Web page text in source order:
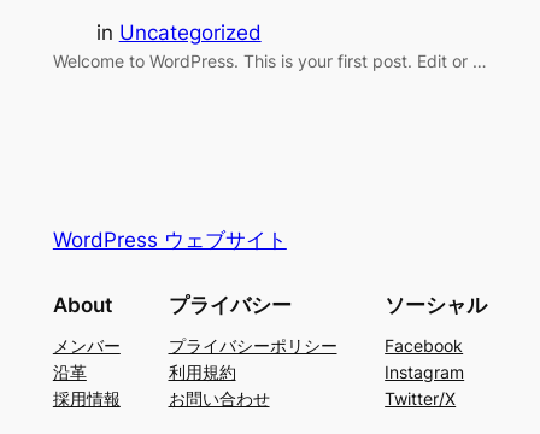
in Uncategorized
Welcome to WordPress. This is your first post. Edit or …
WordPress ウェブサイト
About
メンバー
沿革
採用情報
プライバシー
プライバシーポリシー
利用規約
お問い合わせ
ソーシャル
Facebook
Instagram
Twitter/X